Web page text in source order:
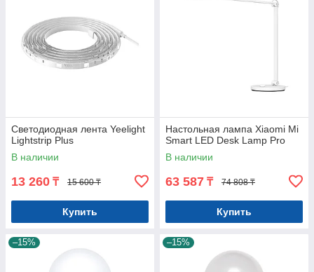
Светодиодная лента Yeelight
Lightstrip Plus
В наличии
13 260 ₸ 15 600 ₸
Купить
Настольная лампа Xiaomi Mi
Smart LED Desk Lamp Pro
В наличии
63 587 ₸ 74 808 ₸
Купить
–15% –15%